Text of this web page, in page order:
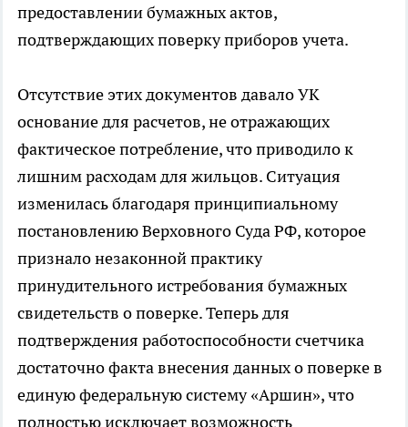
предоставлении бумажных актов,
подтверждающих поверку приборов учета.
Отсутствие этих документов давало УК
основание для расчетов, не отражающих
фактическое потребление, что приводило к
лишним расходам для жильцов. Ситуация
изменилась благодаря принципиальному
постановлению Верховного Суда РФ, которое
признало незаконной практику
принудительного истребования бумажных
свидетельств о поверке. Теперь для
подтверждения работоспособности счетчика
достаточно факта внесения данных о поверке в
единую федеральную систему «Аршин», что
полностью исключает возможность